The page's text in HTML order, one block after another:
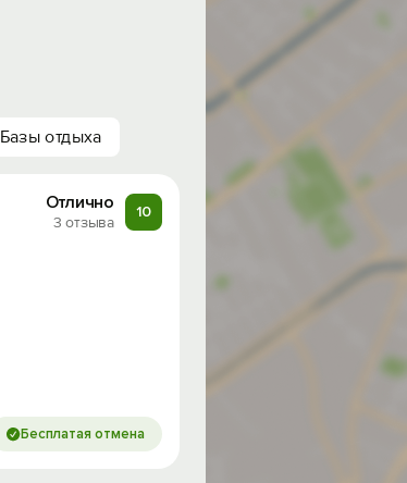
Базы отдыха
Отлично
3 отзыва
10
Бесплатая отмена